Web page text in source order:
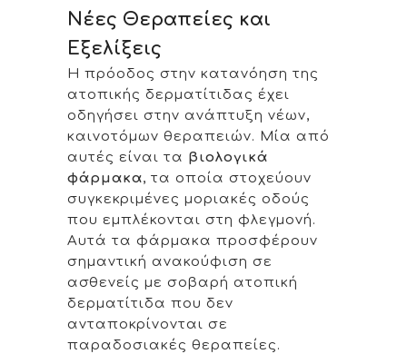
Νέες Θεραπείες και
Εξελίξεις
Η πρόοδος στην κατανόηση της
ατοπικής δερματίτιδας έχει
οδηγήσει στην ανάπτυξη νέων,
καινοτόμων θεραπειών. Μία από
αυτές είναι τα βιολογικά
φάρμακα, τα οποία στοχεύουν
συγκεκριμένες μοριακές οδούς
που εμπλέκονται στη φλεγμονή.
Αυτά τα φάρμακα προσφέρουν
σημαντική ανακούφιση σε
ασθενείς με σοβαρή ατοπική
δερματίτιδα που δεν
ανταποκρίνονται σε
παραδοσιακές θεραπείες.